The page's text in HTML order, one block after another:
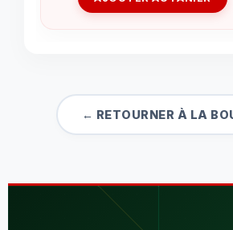
← RETOURNER À LA